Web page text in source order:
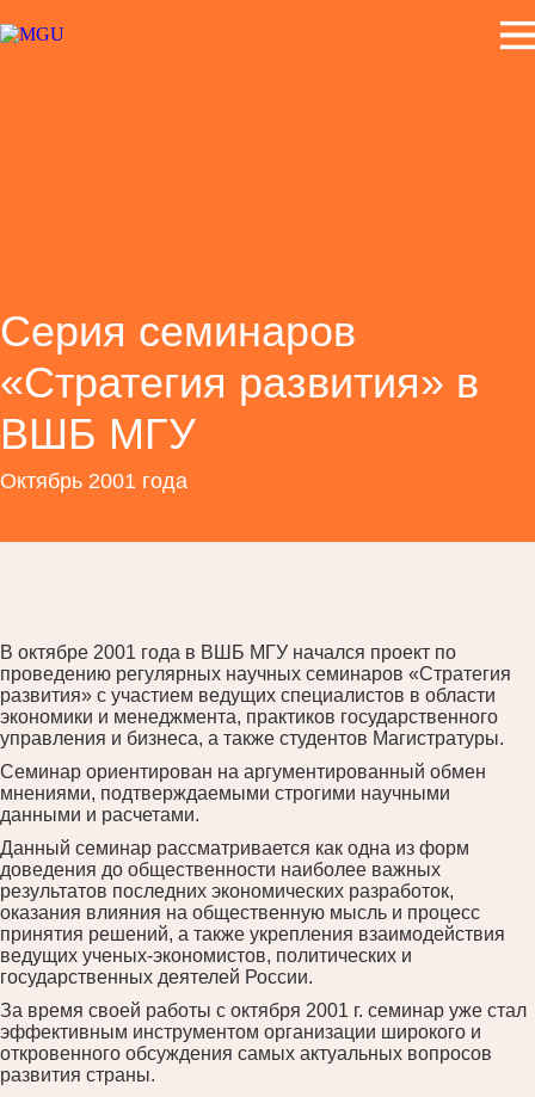
Серия семинаров
«Стратегия развития» в
ВШБ МГУ
Октябрь 2001 года
В октябре 2001 года в ВШБ МГУ начался проект по
проведению регулярных научных семинаров «Стратегия
развития» с участием ведущих специалистов в области
экономики и менеджмента, практиков государственного
управления и бизнеса, а также студентов Магистратуры.
Семинар ориентирован на аргументированный обмен
мнениями, подтверждаемыми строгими научными
данными и расчетами.
Данный семинар рассматривается как одна из форм
доведения до общественности наиболее важных
результатов последних экономических разработок,
оказания влияния на общественную мысль и процесс
принятия решений, а также укрепления взаимодействия
ведущих ученых-экономистов, политических и
государственных деятелей России.
За время своей работы с октября 2001 г. семинар уже стал
эффективным инструментом организации широкого и
откровенного обсуждения самых актуальных вопросов
развития страны.